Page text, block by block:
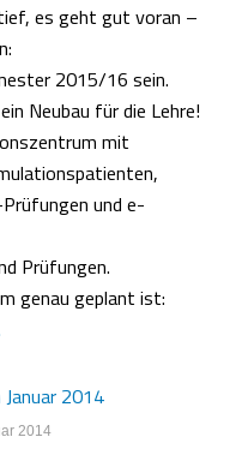
es geht gut voran –
2015/16 sein.
Neubau für die Lehre!
mit
und e-
Prüfungen.
genau geplant ist:
2014